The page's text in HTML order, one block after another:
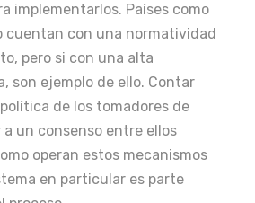
implementarlos. Países como
cuentan con una normatividad
pero si con una alta
son ejemplo de ello. Contar
de los tomadores de
un consenso entre ellos
operan estos mecanismos
en particular es parte